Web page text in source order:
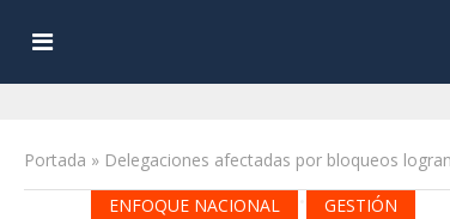
Portada » Delegaciones afectadas por bloqueos
ENFOQUE NACIONAL
GESTIÓN